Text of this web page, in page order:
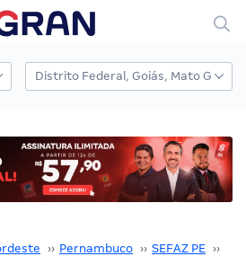
›› Pernambuco ›› SEFAZ PE ››